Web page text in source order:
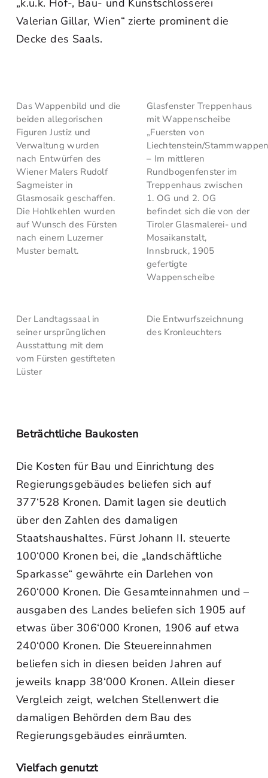
„k.u.k. Hof-, Bau- und Kunstschlosserei
Valerian Gillar, Wien“ zierte prominent die
Decke des Saals.
Das Wappenbild und die
beiden allegorischen
Figuren Justiz und
Verwaltung wurden
nach Entwürfen des
Wiener Malers Rudolf
Sagmeister in
Glasmosaik geschaffen.
Die Hohlkehlen wurden
auf Wunsch des Fürsten
nach einem Luzerner
Muster bemalt.
Glasfenster Treppenhaus
mit Wappenscheibe
„Fuersten von
Liechtenstein/
– Im mittleren
Rundbogenfenster im
Treppenhaus zwischen
1. OG und 2. OG
befindet sich die von der
Tiroler Glasmalerei- und
Mosaikanstalt,
Innsbruck, 1905
gefertigte
Wappenscheibe
Der Landtagssaal in
seiner ursprünglichen
Ausstattung mit dem
vom Fürsten gestifteten
Lüster
Die Entwurfszeichnung
des Kronleuchters
Beträchtliche Baukosten
Die Kosten für Bau und Einrichtung des
Regierungsgebäudes beliefen sich auf
377‘528 Kronen. Damit lagen sie deutlich
über den Zahlen des damaligen
Staatshaushaltes. Fürst Johann II. steuerte
100‘000 Kronen bei, die „landschäftliche
Sparkasse“ gewährte ein Darlehen von
260‘000 Kronen. Die Gesamteinnahmen und –
ausgaben des Landes beliefen sich 1905 auf
etwas über 306‘000 Kronen, 1906 auf etwa
240‘000 Kronen. Die Steuereinnahmen
beliefen sich in diesen beiden Jahren auf
jeweils knapp 38‘000 Kronen. Allein dieser
Vergleich zeigt, welchen Stellenwert die
damaligen Behörden dem Bau des
Regierungsgebäudes einräumten.
Vielfach genutzt